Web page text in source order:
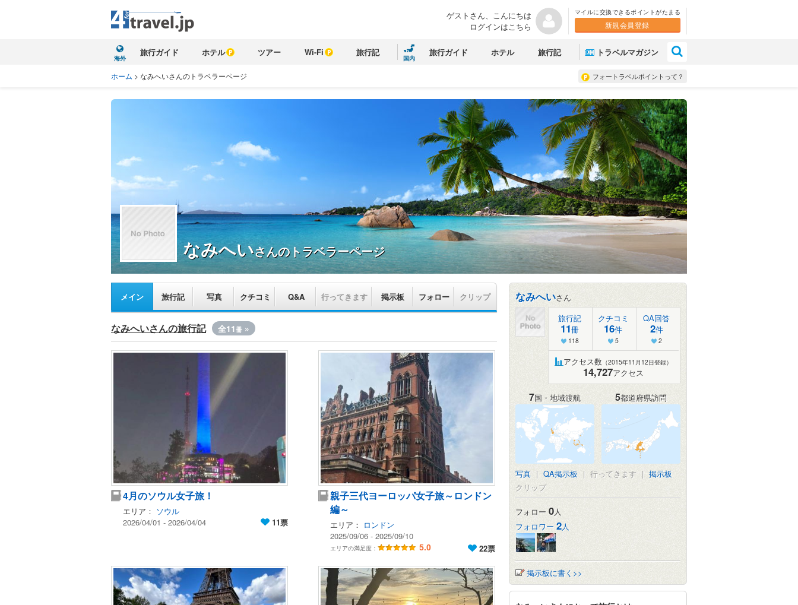
ゲストさん、こんにちは
ログインはこちら
マイルに交換できるポイントがたまる
新規会員登録
海外
旅行ガイド ホテル ツアー Wi-Fi 旅行記
国内
旅行ガイド ホテル 旅行記 トラベルマガジン
フォートラベルポイントって？
ホーム > なみへいさんのトラベラーページ
なみへいさんのトラベラーページ
メイン 旅行記 写真 クチコミ Q&A 行ってきます 掲示板 フォロー クリップ
なみへいさんの旅行記 全11冊 »
4月のソウル女子旅！
エリア： ソウル
2026/04/01 - 2026/04/04
11票
親子三代ヨーロッパ女子旅～ロンドン
編～
エリア： ロンドン
2025/09/06 - 2025/09/10
エリアの満足度： 5.0 22票
なみへいさん
旅行記
11冊
118
クチコミ
16件
5
QA回答
2件
2
アクセス数 （2015年11月12日登録）
14,727アクセス
7国・地域渡航 5都道府県訪問
写真 | QA掲示板 | 行ってきます | 掲示板
クリップ
フォロー 0人
フォロワー 2人
掲示板に書く>>